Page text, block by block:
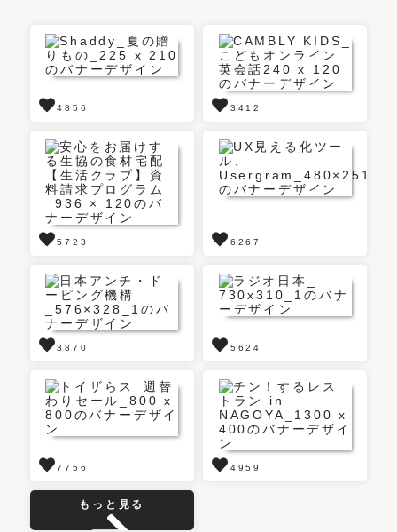
4856 3412
5723 6267
3870 5624
7756 4959
もっと見る